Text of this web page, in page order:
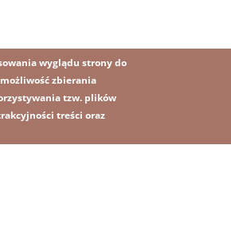
wyglądu strony do
zbierania
tzw. plików
treści oraz